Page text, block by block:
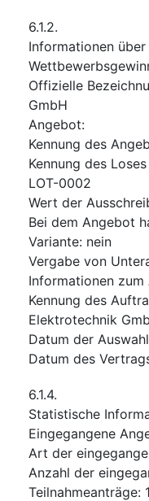
6.1.2.
Informationen
Offizielle
GmbH
Angebot:
Kennung des
Kennung des
LOT-0002
Wert der
Bei dem Angebot
Variante: nein
Vergabe von
Informationen zum
Kennung des
Elektrotechnik
Datum der
Datum des
6.1.4.
Statistische
Eingegangene
Art der
Anzahl der
Teilnahmeanträge: 1